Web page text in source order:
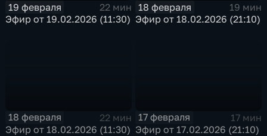
19 февраля
22 мин
Эфир от 19.02.2026 (11:30)
18 февраля
19 мин
Эфир от 18.02.2026 (21:10)
18 февраля
22 мин
Эфир от 18.02.2026 (11:30)
17 февраля
17 мин
Эфир от 17.02.2026 (21:10)